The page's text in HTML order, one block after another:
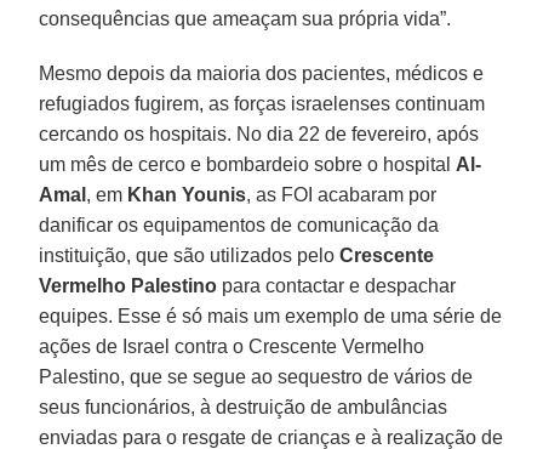
consequências que ameaçam sua própria vida”.
Mesmo depois da maioria dos pacientes, médicos e
refugiados fugirem, as forças israelenses continuam
cercando os hospitais. No dia 22 de fevereiro, após
um mês de cerco e bombardeio sobre o hospital Al-
Amal , em Khan Younis, as FOI acabaram por
danificar os equipamentos de comunicação da
instituição, que são utilizados peloCrescente
Vermelho Palestino para contactar e despachar
equipes. Esse é só mais um exemplo de uma série de
ações de Israel contra o Crescente Vermelho
Palestino, que se segue ao sequestro de vários de
seus funcionários, à destruição de ambulâncias
enviadas para o resgate de crianças e à realização de